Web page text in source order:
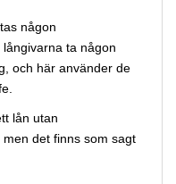
någon
ta någon
och här använder de
lån utan
det finns som sagt